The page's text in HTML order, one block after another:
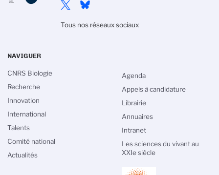
Tous nos réseaux sociaux
NAVIGUER
CNRS Biologie
Recherche
Innovation
International
Talents
Comité national
Actualités
Agenda
Appels à candidature
Librairie
Annuaires
Intranet
Les sciences du vivant au
XXIe siècle